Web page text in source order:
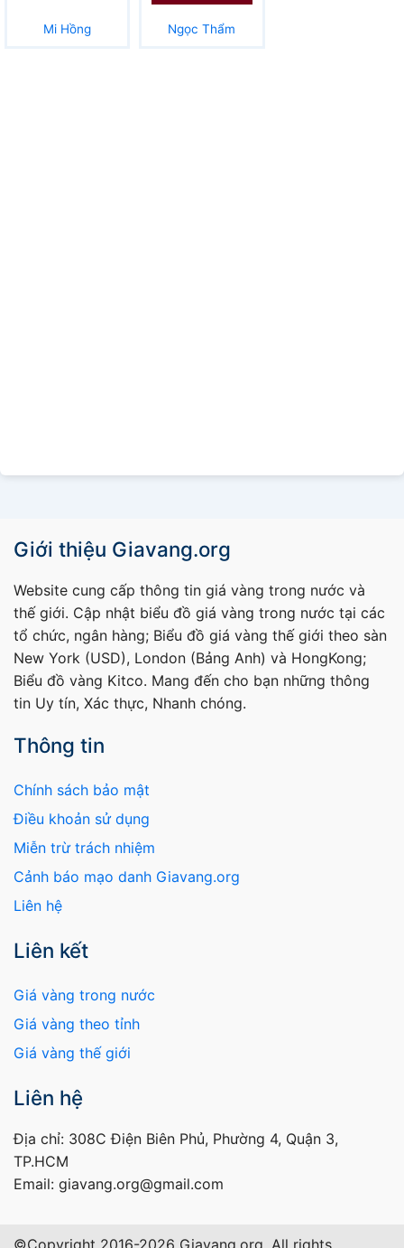
Mi Hồng Ngọc Thẩm
Giới thiệu Giavang.org
Website cung cấp thông tin giá vàng trong nước và
thế giới. Cập nhật biểu đồ giá vàng trong nước tại các
tổ chức, ngân hàng; Biểu đồ giá vàng thế giới theo sàn
New York (USD), London (Bảng Anh) và HongKong;
Biểu đồ vàng Kitco. Mang đến cho bạn những thông
tin Uy tín, Xác thực, Nhanh chóng.
Thông tin
Chính sách bảo mật
Điều khoản sử dụng
Miễn trừ trách nhiệm
Cảnh báo mạo danh Giavang.org
Liên hệ
Liên kết
Giá vàng trong nước
Giá vàng theo tỉnh
Giá vàng thế giới
Liên hệ
Địa chỉ: 308C Điện Biên Phủ, Phường 4, Quận 3,
TP.HCM
Email: giavang.org@gmail.com
©Copyright 2016-2026 Giavang.org, All rights